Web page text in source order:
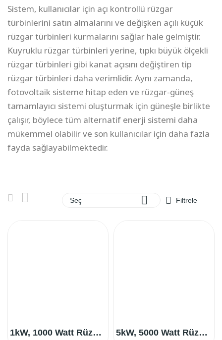
Sistem, kullanıcılar için açı kontrollü rüzgar
türbinlerini satın almalarını ve değişken açılı küçük
rüzgar türbinleri kurmalarını sağlar hale gelmiştir.
Kuyruklu rüzgar türbinleri yerine, tıpkı büyük ölçekli
rüzgar türbinleri gibi kanat açısını değiştiren tip
rüzgar türbinleri daha verimlidir. Aynı zamanda,
fotovoltaik sisteme hitap eden ve rüzgar-güneş
tamamlayıcı sistemi oluşturmak için güneşle birlikte
çalışır, böylece tüm alternatif enerji sistemi daha
mükemmel olabilir ve son kullanıcılar için daha fazla
fayda sağlayabilmektedir.
Seç  Filtrele
1kW, 1000 Watt Rüzgar Türbini 5kW, 5000 Watt Rüzgar Türbini